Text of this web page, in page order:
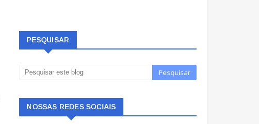
PESQUISAR
NOSSAS REDES SOCIAIS